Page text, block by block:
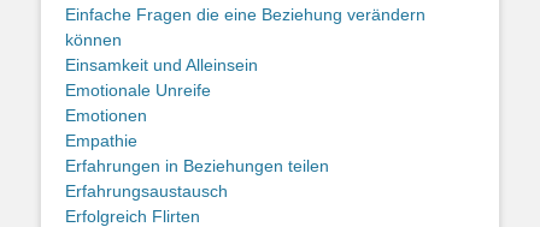
Einfache Fragen die eine Beziehung verändern
können
Einsamkeit und Alleinsein
Emotionale Unreife
Emotionen
Empathie
Erfahrungen in Beziehungen teilen
Erfahrungsaustausch
Erfolgreich Flirten